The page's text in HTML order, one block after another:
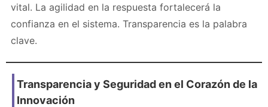
vital. La agilidad en la respuesta fortalecerá la
confianza en el sistema. Transparencia es la palabra
clave.
Transparencia y Seguridad en el Corazón de la
Innovación